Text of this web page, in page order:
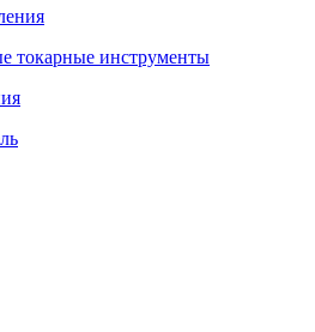
токарные инструменты